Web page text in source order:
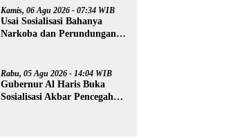
Kamis, 06 Agu 2026 - 07:34 WIB
Usai Sosialisasi Bahanya
Narkoba dan Perundungan,
Rakyat
Rabu, 05 Agu 2026 - 14:04 WIB
Gubernur Al Haris Buka
Sosialisasi Akbar Pencegahan